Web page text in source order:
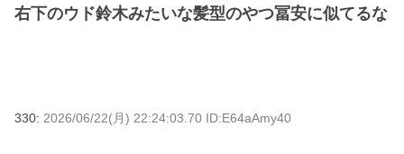
右下のウド鈴木みたいな髪型のやつ冨安に似てるな
330: 2026/06/22(月) 22:24:03.70 ID:E64aAmy40